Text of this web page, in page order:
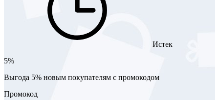
Истек
5%
Выгода 5% новым покупателям с промокодом
Промокод